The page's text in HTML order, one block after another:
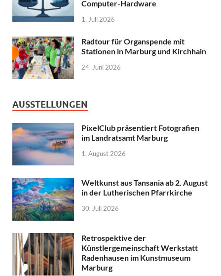
Computer-Hardware
1. Juli 2026
Radtour für Organspende mit
Stationen in Marburg und Kirchhain
24. Juni 2026
AUSSTELLUNGEN
PixelClub präsentiert Fotografien
im Landratsamt Marburg
1. August 2026
Weltkunst aus Tansania ab 2. August
in der Lutherischen Pfarrkirche
30. Juli 2026
Retrospektive der
Künstlergemeinschaft Werkstatt
Radenhausen im Kunstmuseum
Marburg